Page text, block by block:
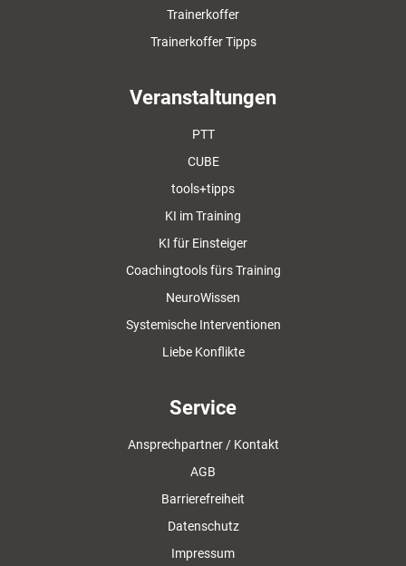
Trainerkoffer
Trainerkoffer Tipps
Veranstaltungen
PTT
CUBE
tools+tipps
KI im Training
KI für Einsteiger
Coachingtools fürs Training
NeuroWissen
Systemische Interventionen
Liebe Konflikte
Service
Ansprechpartner / Kontakt
AGB
Barrierefreiheit
Datenschutz
Impressum